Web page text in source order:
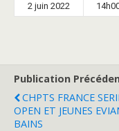
2 juin 2022
Publication
CHPTS FRANCE
OPEN ET JEUNES
BAINS